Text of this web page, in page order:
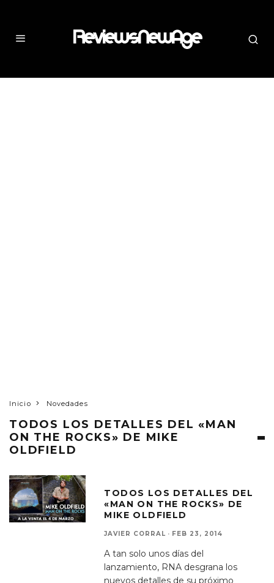
Inicio Novedades
TODOS LOS DETALLES DEL «MAN
ON THE ROCKS» DE MIKE
OLDFIELD
TODOS LOS DETALLES DEL
«MAN ON THE ROCKS» DE
MIKE OLDFIELD
JAVIER CORRAL · FEB 23, 2014
A tan solo unos días del
lanzamiento, RNA desgrana los
nuevos detalles de su próximo